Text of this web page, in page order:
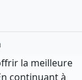
la meilleure
continuant à